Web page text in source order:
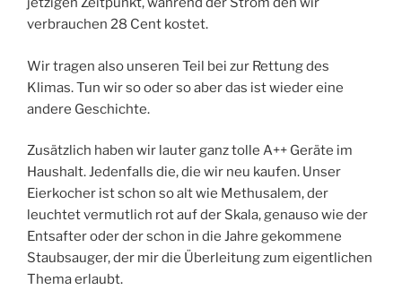
verbrauchen 28 Cent kostet.
Wir tragen also unseren Teil bei zur Rettung des
Klimas. Tun wir so oder so aber das ist wieder eine
andere Geschichte.
Zusätzlich haben wir lauter ganz tolle A++ Geräte im
Haushalt. Jedenfalls die, die wir neu kaufen. Unser
Eierkocher ist schon so alt wie Methusalem, der
leuchtet vermutlich rot auf der Skala, genauso wie der
Entsafter oder der schon in die Jahre gekommene
Staubsauger, der mir die Überleitung zum eigentlichen
Thema erlaubt.